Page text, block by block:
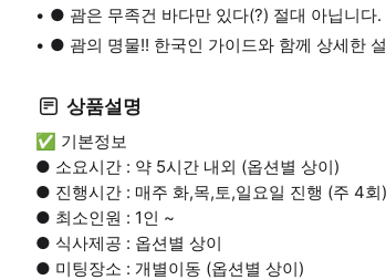
● 괌은 무족건 바다만 있다(?) 절대 아닙니다
● 괌의 명물!! 한국인 가이드와 함께 상세한
상품설명
✅ 기본정보
● 소요시간 : 약 5시간 내외 (옵션별 상이)
● 진행시간 : 매주 화,목,토,일요일 진행 (주 4회)
● 최소인원 : 1인 ~
● 식사제공 : 옵션별 상이
● 미팅장소 : 개별이동 (옵션별 상이)